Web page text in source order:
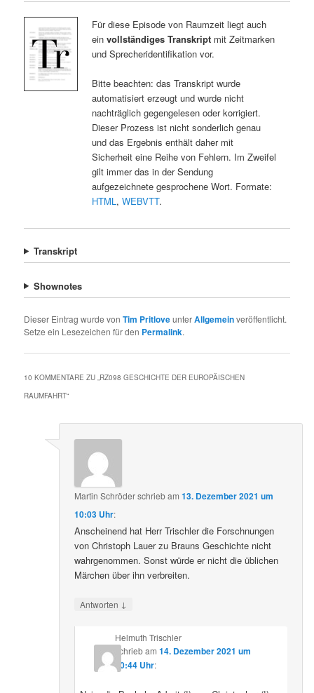
Für diese Episode von Raumzeit liegt auch
ein vollständiges Transkriptmit Zeitmarken
und Sprecheridentifikation vor.
Bitte beachten: das Transkript wurde
automatisiert erzeugt und wurde nicht
nachträglich gegengelesen oder korrigiert.
Dieser Prozess ist nicht sonderlich genau
und das Ergebnis enthält daher mit
Sicherheit eine Reihe von Fehlern. Im Zweifel
gilt immer das in der Sendung
aufgezeichnete gesprochene Wort. Formate:
HTML, WEBVTT.
Transkript
Shownotes
Dieser Eintrag wurde vonTim PritloveunterAllgemeinveröffentlicht.
Setze ein Lesezeichen für den Permalink.
10 KOMMENTARE ZU „RZ098 GESCHICHTE DER EUROPÄISCHEN
RAUMFAHRT“
Martin Schröderschriebam13. Dezember 2021 um
10:03 Uhr:
Anscheinend hat Herr Trischler die Forschnungen
von Christoph Lauer zu Brauns Geschichte nicht
wahrgenommen. Sonst würde er nicht die üblichen
Märchen über ihn verbreiten.
Antworten ↓
Helmuth Trischler
schriebam 14. Dezember 2021 um
20:44 Uhr: